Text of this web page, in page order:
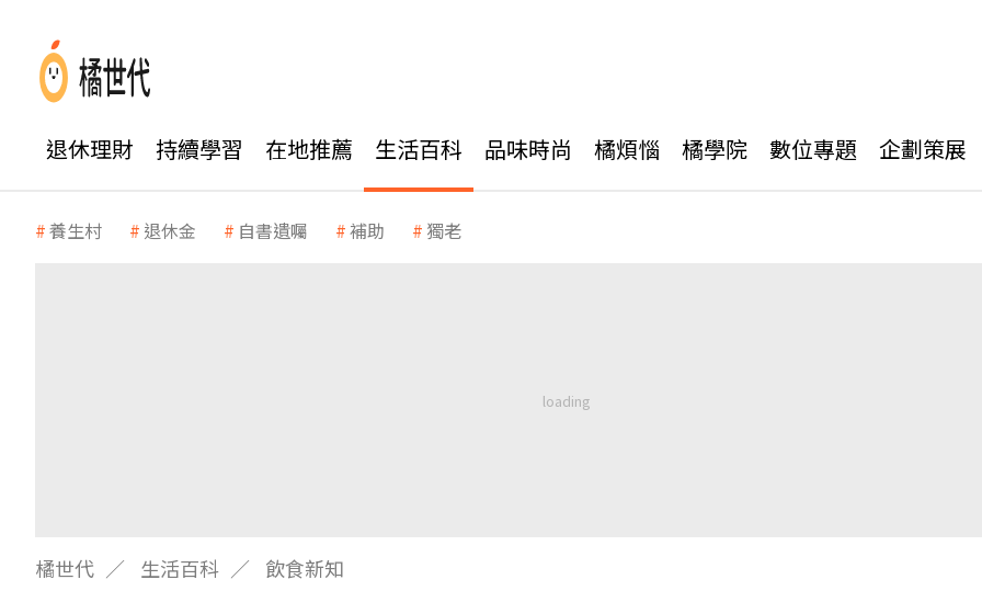
退休理財 持續學習 在地推薦 生活百科 品味時尚 橘煩惱 橘學院 數位專題 企劃策展
養生村 退休金 自書遺囑 補助 獨老
橘世代 生活百科 飲食新知